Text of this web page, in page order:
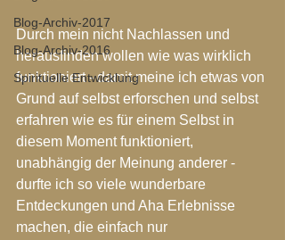
Blog-Archiv-2017
Blog-Archiv-2016
Spirituelle Entwicklung
Durch mein nicht Nachlassen und
herausfinden wollen wie was wirklich
funktioniert - damit meine ich etwas von
Grund auf selbst erforschen und selbst
erfahren wie es für einem Selbst in
diesem Moment funktioniert,
unabhängig der Meinung anderer -
durfte ich so viele wunderbare
Entdeckungen und Aha Erlebnisse
machen, die einfach nur